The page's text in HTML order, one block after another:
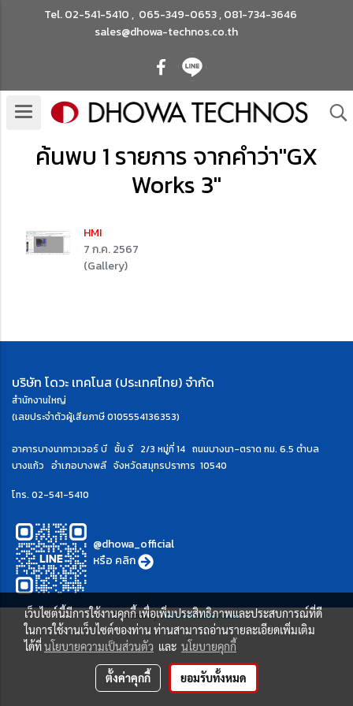
Tel.02-541-5410, 065-349-0653,081-734-3646
sales@dhowa-technos.co.th
ค้นพบ 1 รายการ จากคำว่า"GX
Works 3"
HMI
7 ก.ค. 2567
(Gallery)
บริษัท โดวะ เทคโนส (ประเทศไทย) จำกัด
สำนักงานใหญ่
(เลขประจำตัวผู้เสียภาษี 0105554136353)
อาคารบางนาทาวเวอร์ บี ชั้น จี 2/3 หมู่ที่ 14 ถนนบางนา-ตราด กม. 6.5 ตำบล
บางแก้ว อำเภอบางพลี จังหวัดสมุทรปราการ 10540
โทร. 02-541-5410
@dhowa_official
หรือ คลิก
Powered byMakeWebEasy.com
เว็บไซต์นี้มีการใช้งานคุกกี้ เพื่อเพิ่มประสิทธิภาพและประสบการณ์ที่ดี
ในการใช้งานเว็บไซต์ของท่าน ท่านสามารถอ่านรายละเอียดเพิ่มเติม
ได้ที่นโยบายความเป็นส่วนตัว และ นโยบายคุกกี้
ตั้งค่าคุกกี้ ยอมรับทั้งหมด